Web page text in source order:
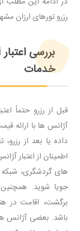
رزرو تورهای ارزان
بررسی
خدمات
قبل از رزرو حتماً
آژانس‌ ها با ارائه
داده یا بعد از
اطمینان از اعتبار
‌های گردشگری، شبکه
جویا شوید.
برگشت، اقامت در
باشد. بعضی آژانس‌